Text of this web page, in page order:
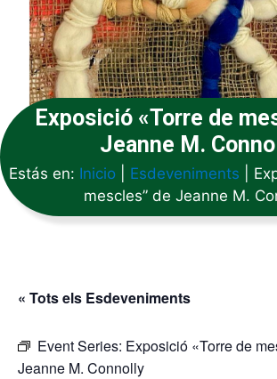
Exposició «Torre de
Jeanne M.
Estás en: Inicio| Esdeveniments
mescles” de Jeanne M.
« Tots els Esdeveniments
Event Series: Exposició «Torre de
Jeanne M. Connolly